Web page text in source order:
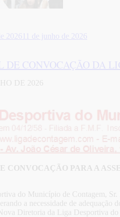
2026 11 de junho de 2026
DE CONVOCAÇÃO DA
DE 2026
CONVOCAÇÃO PARA A
do Município de Contagem, Sr.
a necessidade de
Diretoria da Liga Desportiva